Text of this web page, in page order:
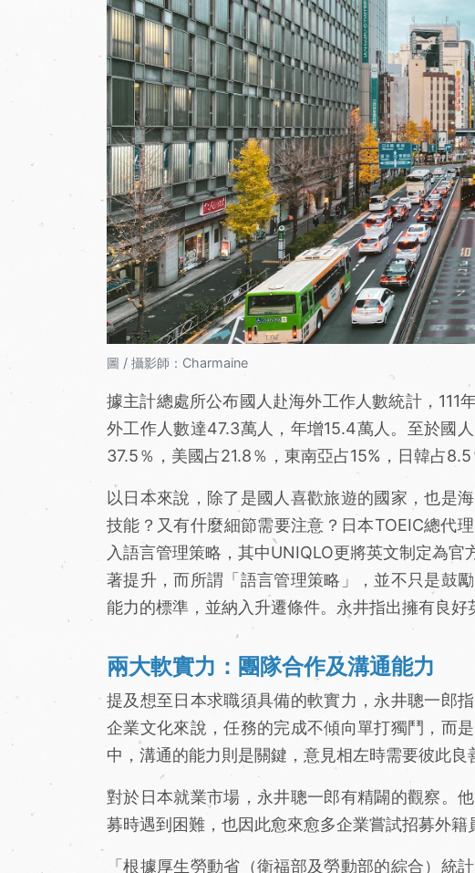
圖 / 攝影師：Charmaine
據主計總處所公布國人赴海外工作人數統計，
外工作人數達47.3萬人，年增15.4萬人。至於國
37.5％，美國占21.8％，東南亞占15%，日韓占
以日本來說，除了是國人喜歡旅遊的國家，也是
技能？又有什麼細節需要注意？日本TOEIC總代
入語言管理策略，其中UNIQLO更將英文制定為
著提升，而所謂「語言管理策略」，並不只是鼓
能力的標準，並納入升遷條件。永井指出擁有良好
兩大軟實力：團隊合作及溝通能力
提及想至日本求職須具備的軟實力，永井聰一郎
企業文化來說，任務的完成不傾向單打獨鬥，而
中，溝通的能力則是關鍵，意見相左時需要彼此
對於日本就業市場，永井聰一郎有精闢的觀察。
募時遇到困難，也因此愈來愈多企業嘗試招募外籍
「根據厚生勞動省（衛福部及勞動部的綜合）統